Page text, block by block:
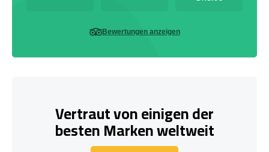
Bewertungen anzeigen
Vertraut von einigen der
besten Marken weltweit